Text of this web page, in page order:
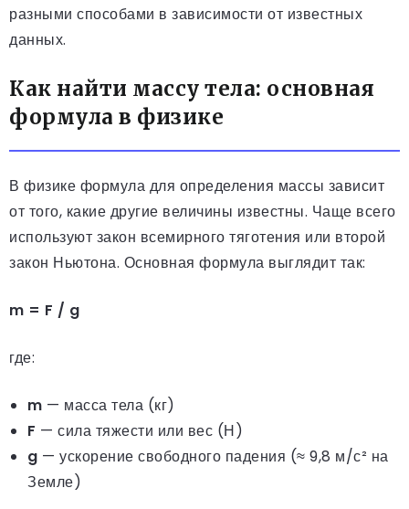
разными способами в зависимости от известных
данных.
Как найти массу тела: основная
формула в физике
В физике формула для определения массы зависит
от того, какие другие величины известны. Чаще всего
используют закон всемирного тяготения или второй
закон Ньютона. Основная формула выглядит так:
m = F / g
где:
m — масса тела (кг)
F — сила тяжести или вес (Н)
g — ускорение свободного падения (≈ 9,8 м/с² на
Земле)